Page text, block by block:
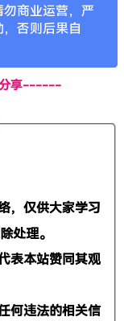
商业运营，严
否则后果自
分享------
，仅供大家学习
处理。
表本站赞同其观
何违法的相关信